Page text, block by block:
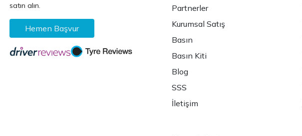
satın alın.
Hemen Başvur
Partnerler
Kurumsal Satış
Basın
Basın Kiti
Blog
SSS
İletişim